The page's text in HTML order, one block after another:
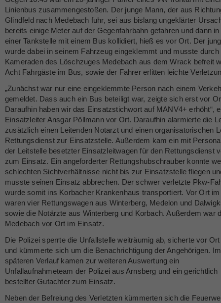
Linienbus zusammengestoßen. Der junge Mann, der aus
Glindfeld nach Medebach fuhr, sei aus bislang ungeklärter
bereits einige Meter auf der Gegenfahrbahn gefahren und dann
einer Tankstelle mit einem Bus kollidiert, hieß es vor Ort. Der
wurde dabei in seinem Fahrzeug eingeklemmt und musste durch
Kameraden des Löschzuges Medebach aus dem Wrack befreit
Acht Fahrgäste im Bus, sowie der Fahrer erlitten leichte
„Zunächst war nur eine eingeklemmte Person nach einem
gemeldet. Dass auch ein Bus beteiligt war, zeigte sich erst vor
Daraufhin haben wir das Einsatzstichwort auf MANV4+ erhöht“,
Einsatzleiter Ansgar Pöllmann vor Ort. Daraufhin alarmierte die
zusätzlich einen Leitenden Notarzt und einen organisatorischen
Rettungsdienst zur Einsatzstelle. Außerdem kam ein mit
der Leitstelle besetzter Einsatzleitwagen für den Rettungsdienst
zum Einsatz. Ein angeforderter Rettungshubschrauber konnte
schlechten Sichtverhältnisse nicht bis zur Einsatzstelle fliegen
musste seinen Einsatz abbrechen. Der schwer verletzte Pkw-
wurde somit ins Korbacher Krankenhaus transportiert. Vor Ort
waren vier Rettungswagen aus Winterberg, Medelon und
sowie die Notärzte aus Winterberg und Korbach. Außerdem war
Medebach vor Ort im Einsatz.
Die Polizei sperrte die Unfallstelle weiträumig ab, sicherte vor
und kümmerte sich um die Benachrichtigung der Angehörigen. Im
späteren Verlauf kamen zur weiteren Auswertung ein
Unfallaufnahmeteam der Polizei aus Arnsberg und ein gerichtlich
bestellter Gutachter zum Einsatz.
Neben der Befreiung des Verletzten kümmerten sich die